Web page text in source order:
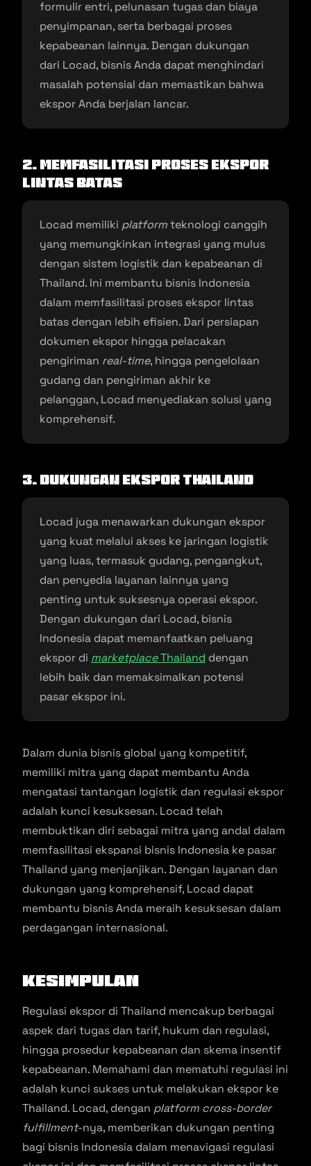
formulir entri, pelunasan tugas dan biaya
penyimpanan, serta berbagai proses
kepabeanan lainnya. Dengan dukungan
dari Locad, bisnis Anda dapat menghindari
masalah potensial dan memastikan bahwa
ekspor Anda berjalan lancar.
2. Memfasilitasi Proses Ekspor
Lintas Batas
Locad memiliki platformteknologi canggih
yang memungkinkan integrasi yang mulus
dengan sistem logistik dan kepabeanan di
Thailand. Ini membantu bisnis Indonesia
dalam memfasilitasi proses ekspor lintas
batas dengan lebih efisien. Dari persiapan
dokumen ekspor hingga pelacakan
pengiriman real-time, hingga pengelolaan
gudang dan pengiriman akhir ke
pelanggan, Locad menyediakan solusi yang
komprehensif.
3. Dukungan Ekspor Thailand
Locad juga menawarkan dukungan ekspor
yang kuat melalui akses ke jaringan logistik
yang luas, termasuk gudang, pengangkut,
dan penyedia layanan lainnya yang
penting untuk suksesnya operasi ekspor.
Dengan dukungan dari Locad, bisnis
Indonesia dapat memanfaatkan peluang
ekspor di marketplaceThailand dengan
lebih baik dan memaksimalkan potensi
pasar ekspor ini.
Dalam dunia bisnis global yang kompetitif,
memiliki mitra yang dapat membantu Anda
mengatasi tantangan logistik dan regulasi ekspor
adalah kunci kesuksesan. Locad telah
membuktikan diri sebagai mitra yang andal dalam
memfasilitasi ekspansi bisnis Indonesia ke pasar
Thailand yang menjanjikan. Dengan layanan dan
dukungan yang komprehensif, Locad dapat
membantu bisnis Anda meraih kesuksesan dalam
perdagangan internasional.
Kesimpulan
Regulasi ekspor di Thailand mencakup berbagai
aspek dari tugas dan tarif, hukum dan regulasi,
hingga prosedur kepabeanan dan skema insentif
kepabeanan. Memahami dan mematuhi regulasi ini
adalah kunci sukses untuk melakukan ekspor ke
Thailand. Locad, dengan platform cross-border
fulfillment-nya, memberikan dukungan penting
bagi bisnis Indonesia dalam menavigasi regulasi